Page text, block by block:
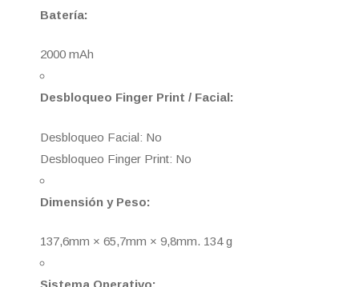
Batería:
2000 mAh
Desbloqueo Finger Print / Facial:
Desbloqueo Facial: No
Desbloqueo Finger Print: No
Dimensión y Peso:
137,6mm × 65,7mm × 9,8mm. 134 g
Sistema Operativo: